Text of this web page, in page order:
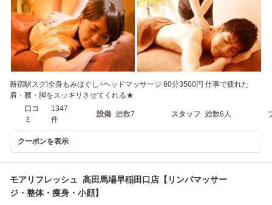
新宿駅スグ!全身もみほぐし+ヘッドマッサージ 60分3500円 仕事で疲れた
肩・腰・脚をスッキリさせてくれる★
口コ
ミ
1347
件
設備 総数7 スタッフ 総数6人
クーポンを表示
モアリフレッシュ 高田馬場早稲田口店【リンパマッサー
ジ・整体・痩身・小顔】